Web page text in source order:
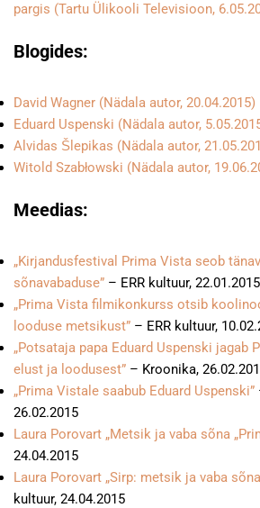
pargis (Tartu Ülikooli Televisioon,
Blogides:
David Wagner (Nädala autor, 20.04.2015)
Eduard Uspenski (Nädala autor,
Alvidas Šlepikas (Nädala autor,
Witold Szabłowski (Nädala autor,
Meedias:
„Kirjandusfestival Prima Vista seob
sõnavabaduse” – ERR kultuur, 22.01.2015
„Prima Vista filmikonkurss otsib
looduse metsikust” – ERR kultuur,
„Potsataja papa Eduard Uspenski jagab
elust ja loodusest” – Kroonika,
„Prima Vistale saabub Eduard Uspenski”
26.02.2015
Laura Porovart „Metsik ja vaba sõna
24.04.2015
Laura Porovart „Sirp: metsik ja vaba
kultuur, 24.04.2015